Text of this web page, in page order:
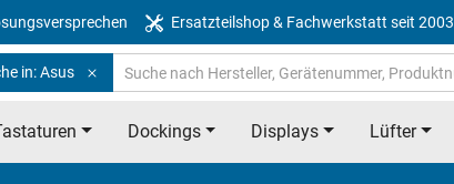
Ersatzteilshop & Fachwerkstatt seit 2003
in: Asus
Dockings Displays Lüfter